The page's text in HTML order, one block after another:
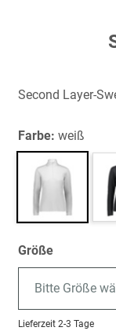
springen
Second Layer-
Farbe: weiß
Größe
Bitte Größe
Lieferzeit 2-3 Tage